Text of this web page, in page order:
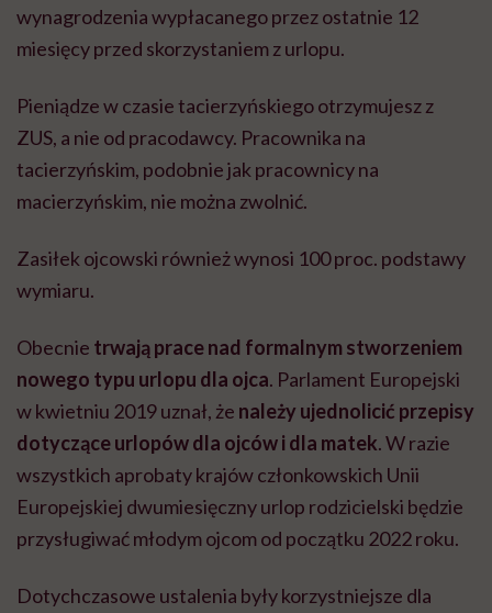
wynagrodzenia wypłacanego przez ostatnie 12
miesięcy przed skorzystaniem z urlopu.
Pieniądze w czasie tacierzyńskiego otrzymujesz z
ZUS, a nie od pracodawcy. Pracownika na
tacierzyńskim, podobnie jak pracownicy na
macierzyńskim, nie można zwolnić.
Zasiłek ojcowski również wynosi 100 proc. podstawy
wymiaru.
Obecnie trwają prace nad formalnym stworzeniem
nowego typu urlopu dla ojca. Parlament Europejski
w kwietniu 2019 uznał, że należy ujednolicić przepisy
dotyczące urlopów dla ojców i dla matek. W razie
wszystkich aprobaty krajów członkowskich Unii
Europejskiej dwumiesięczny urlop rodzicielski będzie
przysługiwać młodym ojcom od początku 2022 roku.
Dotychczasowe ustalenia były korzystniejsze dla